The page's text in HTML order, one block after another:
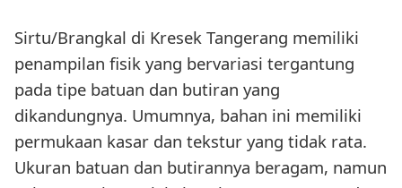
Sirtu/Brangkal di Kresek Tangerang memiliki
penampilan fisik yang bervariasi tergantung
pada tipe batuan dan butiran yang
dikandungnya. Umumnya, bahan ini memiliki
permukaan kasar dan tekstur yang tidak rata.
Ukuran batuan dan butirannya beragam, namun